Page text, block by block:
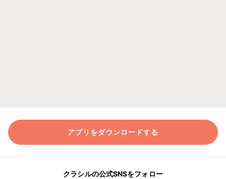
アプリをダウンロードする
クラシルの公式SNSをフォロー